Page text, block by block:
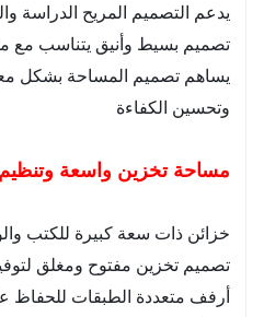
يدعم التصميم المريح الدراسة
تصميم بسيط وأنيق يتناسب مع
يساهم تصميم المساحة بشكل
وتحسين الكفاءة
مساحة تخزين واسعة
خزائن ذات سعة كبيرة للكتب
تصميم تخزين مفتوح ومغلق
أرفف متعددة الطبقات للحفاظ